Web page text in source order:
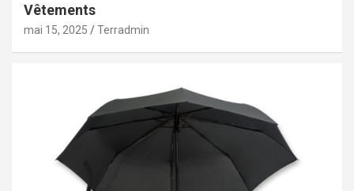
Vêtements
mai 15, 2025 Terradmin